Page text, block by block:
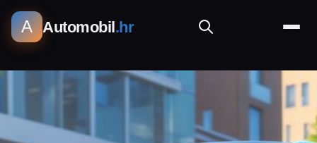
A Automobil.hr